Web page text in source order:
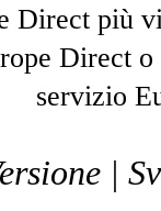
Direct più
Direct
servizio
|